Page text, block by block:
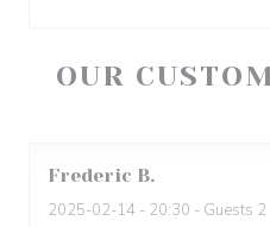
OUR
Frederic B
2025-02-14 - 20:30 - Guests 2